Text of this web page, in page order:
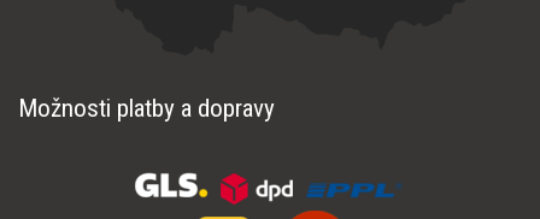
Možnosti platby a dopravy